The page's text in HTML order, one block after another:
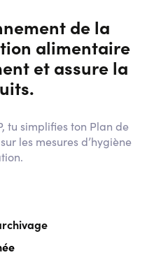
de la
alimentaire
et assure la
tu simplifies ton Plan de
les mesures d’hygiène